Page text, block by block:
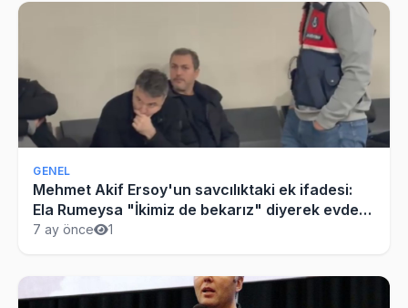
GENEL
Mehmet Akif Ersoy'un savcılıktaki ek ifadesi:
Ela Rumeysa "İkimiz de bekarız" diyerek evde
görüşmek istedi
7 ay önce 1